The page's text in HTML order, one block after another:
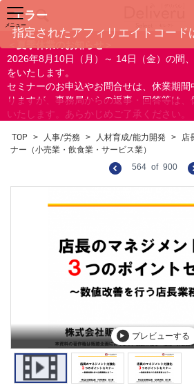
エラー
指定されたアフィリエイトコード
2026年8月10日（月）～ 14日（金）の間
をいたします。
セミナーのお申込やお問合せは、休業期
りますが、事務局からの返事・回答等は
いたします。あらかじめご了承ください。
ができます。
メニュー
TOP > 人事/労務 > 人材育成/能力開発 >
店
ナー（小売業・飲食業・サービス業）
564 of 900
プレビューする